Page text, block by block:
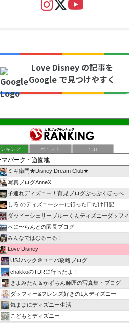
Love Disney の記事を
Google で見つけやすく
ンキング ポイント ブロ画
ミキ衛門★Disney Dream Club★
写真ブログAnneX
子連れディズニー！育児ブログぷっぷくほっぺ
しろ のディズニーシーに行った日だけ日記
ダッピーシェリーブルーくんディズニーダッフィーバラhappy
べに〜らんどの園長ブログ
みんなではむるーる！
Love Disney
USJハック＠ユニバ攻略ブログ
chakkoのTDRに行ったよ！
きよみたん＆かずちん師匠の写真集・ブログ
ダッフィー&フレンズ好きの1人ディズニー
気ままにディズニー生活
こどもとディズニー